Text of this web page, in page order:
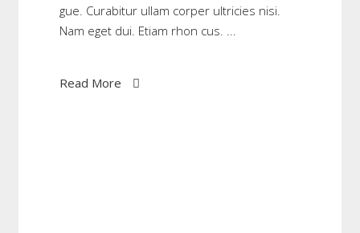
gue. Curabitur ullam corper ultricies nisi.
Nam eget dui. Etiam rhon cus.
Read More